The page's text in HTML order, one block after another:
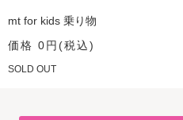
mt for kids 乗り物
価格 0円(税込)
SOLD OUT